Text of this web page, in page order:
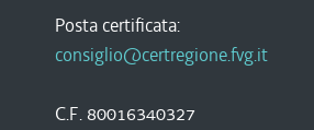
Posta certificata:
consiglio@certregione.fvg.it
C.F. 80016340327